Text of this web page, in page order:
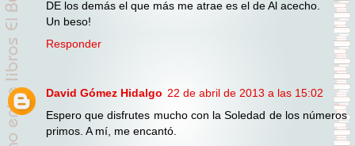
DE los demás el que más me atrae es el de Al acecho.
Un beso!
Responder
David Gómez Hidalgo 22 de abril de 2013 a las 15:02
Espero que disfrutes mucho con la Soledad de los números
primos. A mí, me encantó.